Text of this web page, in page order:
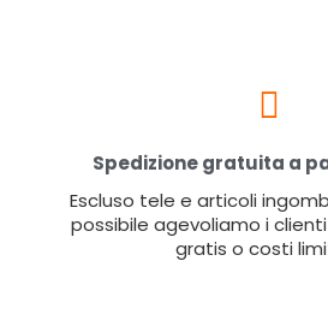
Spedizione gratuita a
Escluso tele e articoli
possibile agevoliamo i
gratis o costi